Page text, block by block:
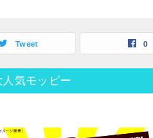
Tweet 0
気モッピー